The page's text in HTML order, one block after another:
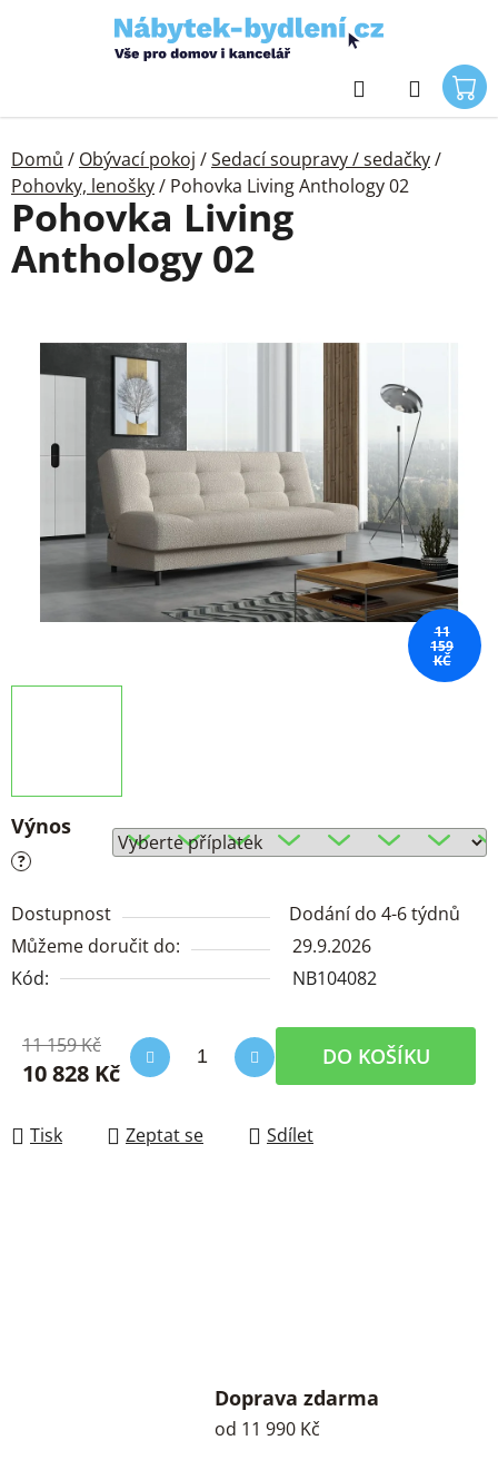
Hledat
Domů / Obývací pokoj /Sedací soupravy / sedačky/
Pohovky, lenošky/ Pohovka Living Anthology 02
Výnos
?
Dostupnost
Dodání do 4-6 týdnů
Můžeme doručit do:
29.9.2026
Kód:
NB104082
11 159 Kč
10 828 Kč
DO KOŠÍKU
Tisk Zeptat se Sdílet
Pohovka Living
Anthology 02
11
159
KČ
Doprava zdarma
od 11 990 Kč